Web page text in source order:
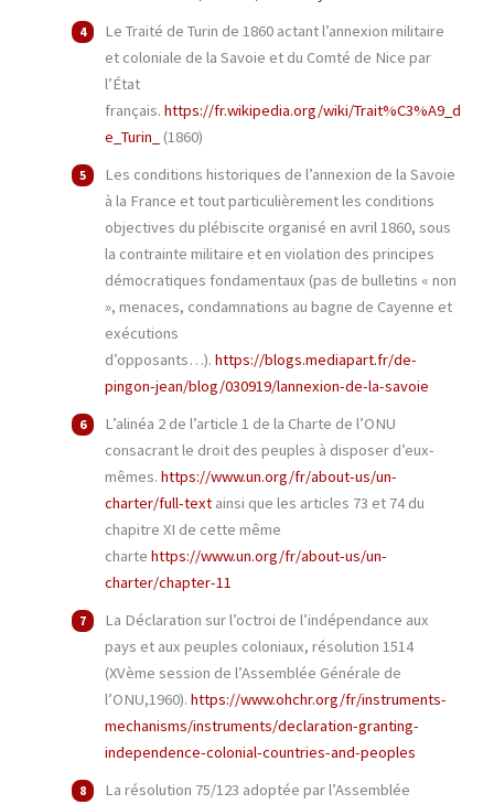
Le Traité de Turin de 1860 actant l’annexion militaire
et coloniale de la Savoie et du Comté de Nice par
l’État
français. https://fr.wikipedia.org/wiki/Trait%C3%A9_d
e_Turin_
(1860)
Les conditions historiques de l’annexion de la Savoie
à la France et tout particulièrement les conditions
objectives du plébiscite organisé en avril 1860, sous
la contrainte militaire et en violation des principes
démocratiques fondamentaux (pas de bulletins « non
», menaces, condamnations au bagne de Cayenne et
exécutions
d’opposants…). https://blogs.mediapart.fr/de-
pingon-jean/blog/030919/lannexion-de-la-savoie
L’alinéa 2 de l’article 1 de la Charte de l’ONU
consacrant le droit des peuples à disposer d’eux-
mêmes. https://www.un.org/fr/about-us/un-
charter/full-textainsi que les articles 73 et 74 du
chapitre XI de cette même
charte https://www.un.org/fr/about-us/un-
charter/chapter-11
La Déclaration sur l’octroi de l’indépendance aux
pays et aux peuples coloniaux, résolution 1514
(XVème session de l’Assemblée Générale de
l’ONU,1960). https://www.ohchr.org/fr/instruments-
mechanisms/instruments/declaration-granting-
independence-colonial-countries-and-peoples
La résolution 75/123 adoptée par l’Assemblée